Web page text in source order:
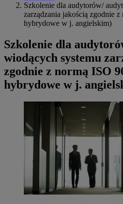
Szkolenie dla audytorów/
zarządzania jakością zgodnie
hybrydowe w j. angielskim)
Szkolenie dla
wiodących systemu
zgodnie z normą ISO
hybrydowe w j.